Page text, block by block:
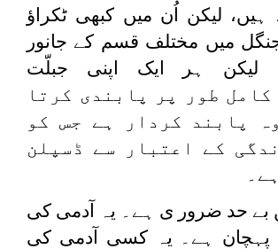
لیکن اُن میں کبھی ٹکراؤ
جنگل میں مختلف قسم کے جانور
لیکن ہر ایک اپنی جبلّت
کامل طور پر پابندی کرتا
پابند کردار ہے جس کو
کے اعتبار سے ڈسپلن
بے حد ضرور ی ہے۔ یہ آدمی کی
ہے۔ یہ کسی آدمی کی